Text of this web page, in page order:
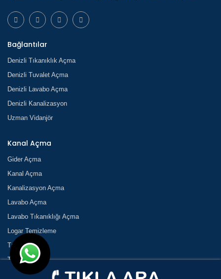
Bağlantılar
Denizli Tıkanıklık Açma
Denizli Tuvalet Açma
Denizli Lavabo Açma
Denizli Kanalizasyon
Uzman Vidanjör
Kanal Açma
Gider Açma
Kanal Açma
Kanalizasyon Açma
Lavabo Açma
Lavabo Tıkanıklığı Açma
Logar Temizleme
Tıkanık Açma
Tıkanıklık
Tıkanıklık Açma